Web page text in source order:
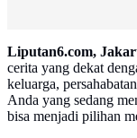
Liputan6.com,
cerita yang dekat
keluarga,
Anda yang sedang
bisa menjadi pilihan